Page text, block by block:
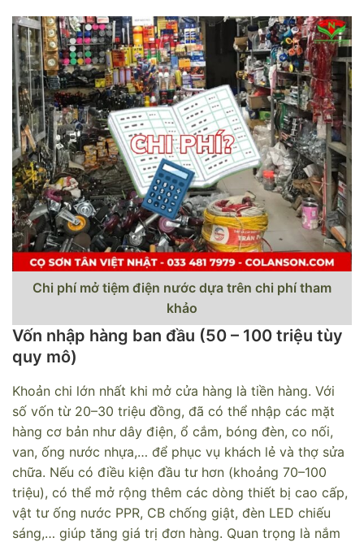
Chi phí mở tiệm điện nước dựa trên chi phí tham
khảo
Vốn nhập hàng ban đầu (50 – 100 triệu tùy
quy mô)
Khoản chi lớn nhất khi mở cửa hàng là tiền hàng. Với
số vốn từ 20–30 triệu đồng, đã có thể nhập các mặt
hàng cơ bản như dây điện, ổ cắm, bóng đèn, co nối,
van, ống nước nhựa,… để phục vụ khách lẻ và thợ sửa
chữa. Nếu có điều kiện đầu tư hơn (khoảng 70–100
triệu), có thể mở rộng thêm các dòng thiết bị cao cấp,
vật tư ống nước PPR, CB chống giật, đèn LED chiếu
sáng,… giúp tăng giá trị đơn hàng. Quan trọng là nắm